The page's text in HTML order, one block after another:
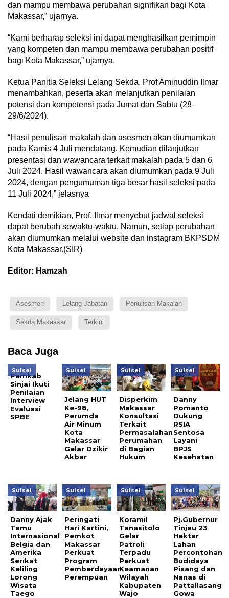
dan mampu membawa perubahan signifikan bagi Kota
Makassar,” ujarnya.
“Kami berharap seleksi ini dapat menghasilkan pemimpin
yang kompeten dan mampu membawa perubahan positif
bagi Kota Makassar,” ujarnya.
Ketua Panitia Seleksi Lelang Sekda, Prof Aminuddin Ilmar
menambahkan, peserta akan melanjutkan penilaian
potensi dan kompetensi pada Jumat dan Sabtu (28-
29/6/2024).
“Hasil penulisan makalah dan asesmen akan diumumkan
pada Kamis 4 Juli mendatang. Kemudian dilanjutkan
presentasi dan wawancara terkait makalah pada 5 dan 6
Juli 2024. Hasil wawancara akan diumumkan pada 9 Juli
2024, dengan pengumuman tiga besar hasil seleksi pada
11 Juli 2024,” jelasnya
Kendati demikian, Prof. Ilmar menyebut jadwal seleksi
dapat berubah sewaktu-waktu. Namun, setiap perubahan
akan diumumkan melalui website dan instagram BKPSDM
Kota Makassar.(SIR)
Editor: Hamzah
Asesmen Lelang Jabatan Penulisan Makalah
Sekda Makassar Terkini
Baca Juga
Sulsel
Pemkab
Sinjai Ikuti
Penilaian
Interview
Evaluasi
SPBE
Sulsel
Jelang HUT
Ke-98,
Perumda
Air Minum
Kota
Makassar
Gelar Dzikir
Akbar
Sulsel
Disperkim
Makassar
Konsultasi
Terkait
Permasalahan
Perumahan
di Bagian
Hukum
Sulsel
Danny
Pomanto
Dukung
RSIA
Sentosa
Layani
BPJS
Kesehatan
Sulsel
Danny Ajak
Tamu
Internasional
Belgia dan
Amerika
Serikat
Keliling
Lorong
Wisata
Taego
Sulsel
Peringati
Hari Kartini,
Pemkot
Makassar
Perkuat
Program
Pemberdayaan
Perempuan
Sulsel
Koramil
Tanasitolo
Gelar
Patroli
Terpadu
Perkuat
Keamanan
Wilayah
Kabupaten
Wajo
Sulsel
Pj.Gubernur
Tinjau 23
Hektar
Lahan
Percontohan
Budidaya
Pisang dan
Nanas di
Pattallasang
Gowa